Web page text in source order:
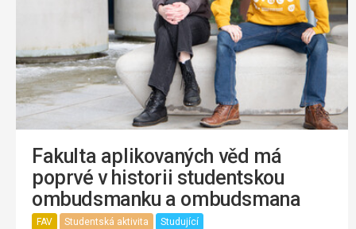
Fakulta aplikovaných věd má
poprvé v historii studentskou
ombudsmanku a ombudsmana
FAV Studentská aktivita Studující